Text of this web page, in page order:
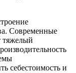
Современные
тяжелый
себестоимость и